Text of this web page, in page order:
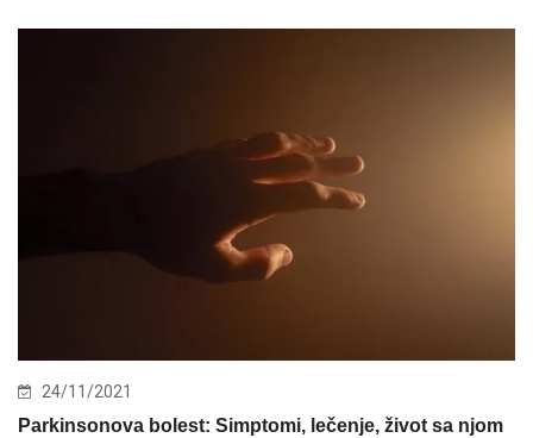
24/11/2021
Parkinsonova bolest: Simptomi, lečenje, život sa njom